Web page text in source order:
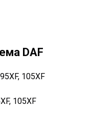
DAF
105XF
105XF